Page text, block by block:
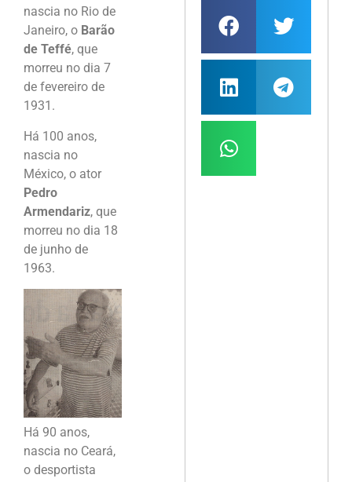
nascia no Rio de
Janeiro, o Barão
de Teffé, que
morreu no dia 7
de fevereiro de
1931.
Há 100 anos,
nascia no
México, o ator
Pedro
Armendariz, que
morreu no dia 18
de junho de
1963.
Há 90 anos,
nascia no Ceará,
o desportista